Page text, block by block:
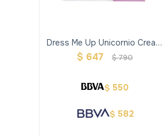
Dress Me Up Unicornio Create
Your Special
$ 647 $790
$ 550
$ 582